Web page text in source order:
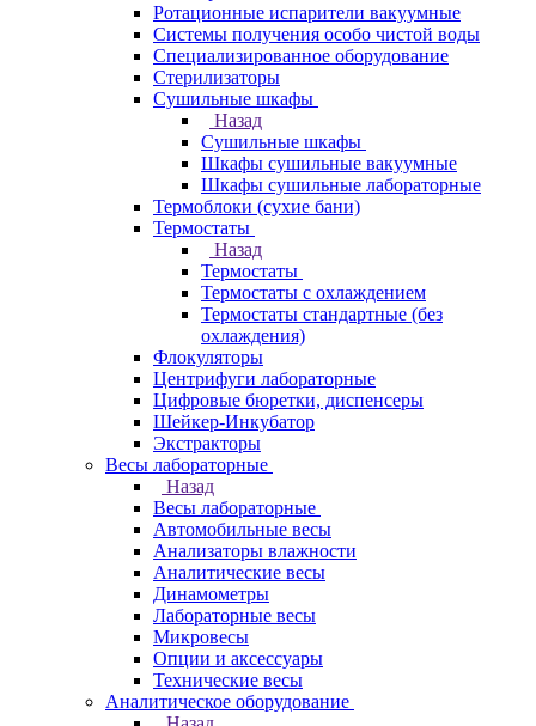
Ротационные испарители вакуумные
Системы получения особо чистой воды
Специализированное оборудование
Стерилизаторы
Сушильные шкафы
Назад
Сушильные шкафы
Шкафы сушильные вакуумные
Шкафы сушильные лабораторные
Термоблоки (сухие бани)
Термостаты
Назад
Термостаты
Термостаты с охлаждением
Термостаты стандартные (без
охлаждения)
Флокуляторы
Центрифуги лабораторные
Цифровые бюретки, диспенсеры
Шейкер-Инкубатор
Экстракторы
Весы лабораторные
Назад
Весы лабораторные
Автомобильные весы
Анализаторы влажности
Аналитические весы
Динамометры
Лабораторные весы
Микровесы
Опции и аксессуары
Технические весы
Аналитическое оборудование